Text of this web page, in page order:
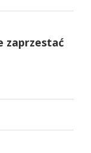
zaprzestać